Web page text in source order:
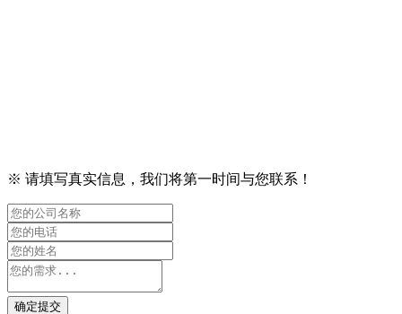
※ 请填写真实信息，我们将第一时间与您联系！
确定提交